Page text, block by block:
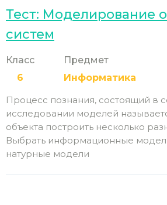
Тест: Моделирование
систем
Класс
6
Предмет
Информатика
Процесс познания, состоящий в
исследовании моделей
объекта построить несколько
Выбрать информационные
натурные модели